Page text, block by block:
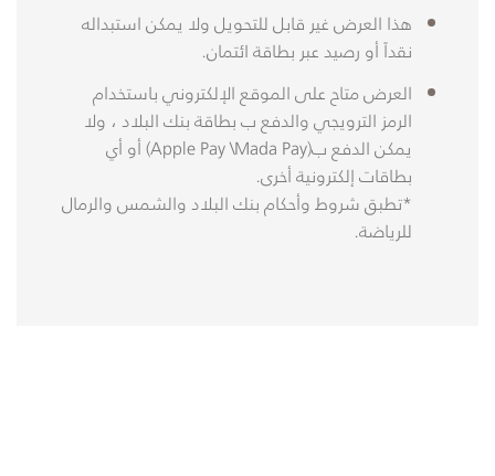
هذا العرض غير قابل للتحويل ولا يمكن استبداله
نقداً أو رصيد عبر بطاقة ائتمان.
العرض متاح على الموقع الإلكتروني باستخدام
الرمز الترويجي والدفع ب بطاقة بنك البلاد ، ولا
يمكن الدفع ب(Apple Pay \Mada Pay) أو أي
بطاقات إلكترونية أخرى.
*تطبق شروط وأحكام بنك البلاد والشمس والرمال
للرياضة.​